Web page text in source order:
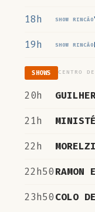
18h SHOW RINCÃO
19h SHOW RINCÃO
SHOWS CENTRO
20h
21h
22h
22h50 RAMON
23h50 COLO